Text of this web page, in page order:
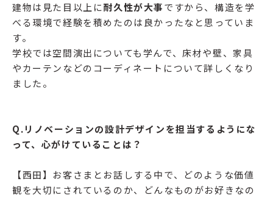
建物は見た目以上に耐久性が大事ですから、構造を学
べる環境で経験を積めたのは良かったなと思っていま
す。
学校では空間演出についても学んで、床材や壁、家具
やカーテンなどのコーディネートについて詳しくなり
ました。
Q.リノベーションの設計デザインを担当するようにな
って、心がけていることは？
【西田】お客さまとお話しする中で、どのような価値
観を大切にされているのか、どんなものがお好きなの